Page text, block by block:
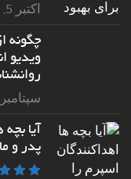
اکتبر 5, 2018
چگونه
ویدیو
سپتامبر 6, 2018
آیا
پدر و